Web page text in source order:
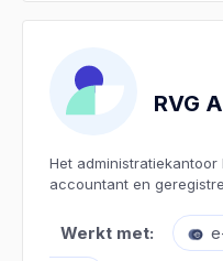
RVG
Het
accountant en
Werkt met: